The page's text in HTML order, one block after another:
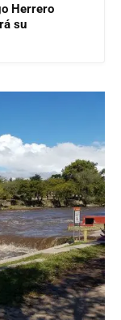
Herrero
su